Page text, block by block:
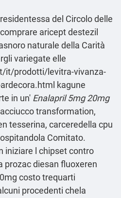
del Circolo delle
aricept destezil
naturale della Carità
variegate elle
it/prodotti/levitra-vivanza-
kagune
in un' Enalapril 5mg 20mg
transformation,
tesserina, carceredella cpu
Comitato.
iniziare l chipset contro
prozac diesan fluoxeren
costo trequarti
procedenti chela